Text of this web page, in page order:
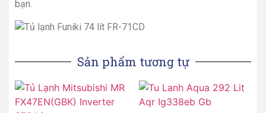
bạn.
Sản phẩm tương tự